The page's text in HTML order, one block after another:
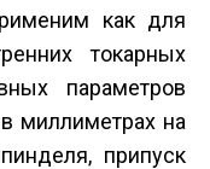
как для
токарных
параметров
миллиметрах на
припуск